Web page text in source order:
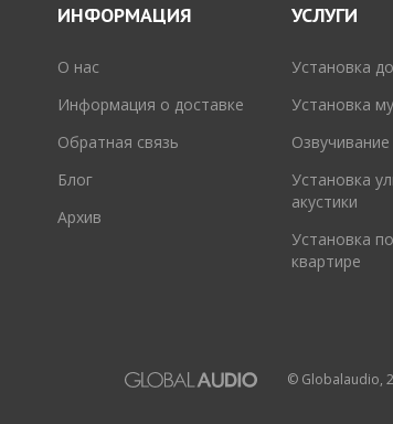
ИНФОРМАЦИЯ
O нас
Информация о доставке
Обратная связь
Блог
Архив
УСЛУГИ
Установка
Установка
Установка
акустики
Установка
квартире
© Globalaudio,